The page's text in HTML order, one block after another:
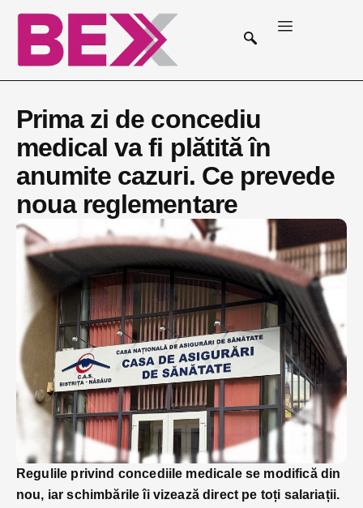
Prima zi de concediu
medical va fi plătită în
anumite cazuri. Ce prevede
noua reglementare
Regulile privind concediile medicale se modifică din
nou, iar schimbările îi vizează direct pe toți salariații.